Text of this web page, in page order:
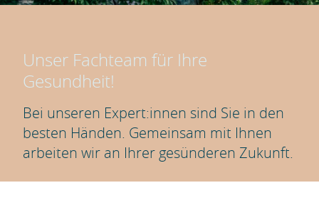
Unser Fachteam für Ihre
Gesundheit!
Bei unseren Expert:innen sind Sie in den
besten Händen. Gemeinsam mit Ihnen
arbeiten wir an Ihrer gesünderen Zukunft.